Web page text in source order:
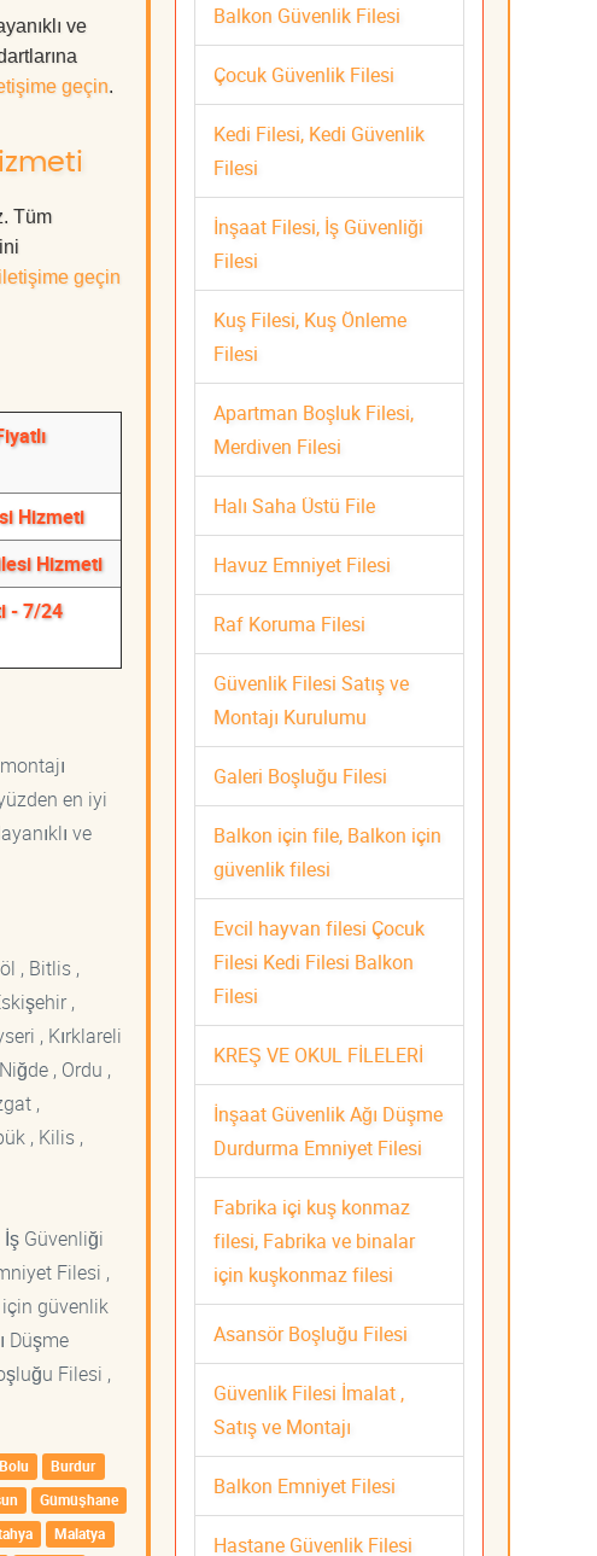
ve
geçin.
Tüm
geçin
Hizmeti
Hizmeti
- 7/24
en iyi
ve
, Bitlis ,
,
, Kırklareli
, Ordu ,
,
, Kilis ,
Güvenliği
Filesi ,
için güvenlik
Düşme
Filesi ,
Bolu
Burdur
Gümüşhane
Malatya
Balkon Güvenlik Filesi
Çocuk Güvenlik Filesi
Kedi Filesi, Kedi Güvenlik
Filesi
İnşaat Filesi, İş Güvenliği
Filesi
Kuş Filesi, Kuş Önleme
Filesi
Apartman Boşluk Filesi,
Merdiven Filesi
Halı Saha Üstü File
Havuz Emniyet Filesi
Raf Koruma Filesi
Güvenlik Filesi Satış ve
Montajı Kurulumu
Galeri Boşluğu Filesi
Balkon için file, Balkon için
güvenlik filesi
Evcil hayvan filesi Çocuk
Filesi Kedi Filesi Balkon
Filesi
KREŞ VE OKUL FİLELERİ
İnşaat Güvenlik Ağı Düşme
Durdurma Emniyet Filesi
Fabrika içi kuş konmaz
filesi, Fabrika ve binalar
için kuşkonmaz filesi
Asansör Boşluğu Filesi
Güvenlik Filesi İmalat ,
Satış ve Montajı
Balkon Emniyet Filesi
Hastane Güvenlik Filesi